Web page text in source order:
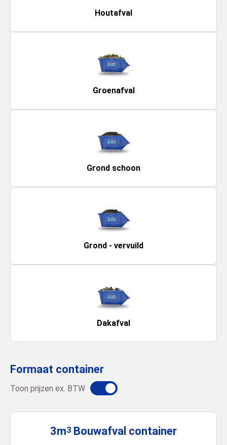
Houtafval
Groenafval
Grond schoon
Grond - vervuild
Dakafval
Formaat container
Toon prijzen ex. BTW
3m3 Bouwafval container